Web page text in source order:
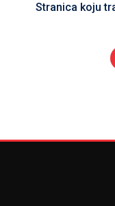
Stranica koju